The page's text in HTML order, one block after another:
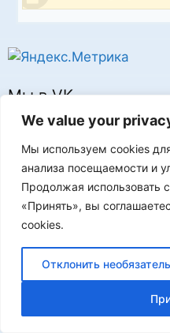
We value your
Мы используем cookies
анализа посещаемости и
Продолжая использовать
«Принять», вы
cookies.
Отклонить
Мы в VK
Реклама